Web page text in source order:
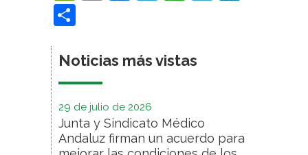
Noticias más vistas
29 de julio de 2026
Junta y Sindicato Médico
Andaluz firman un acuerdo para